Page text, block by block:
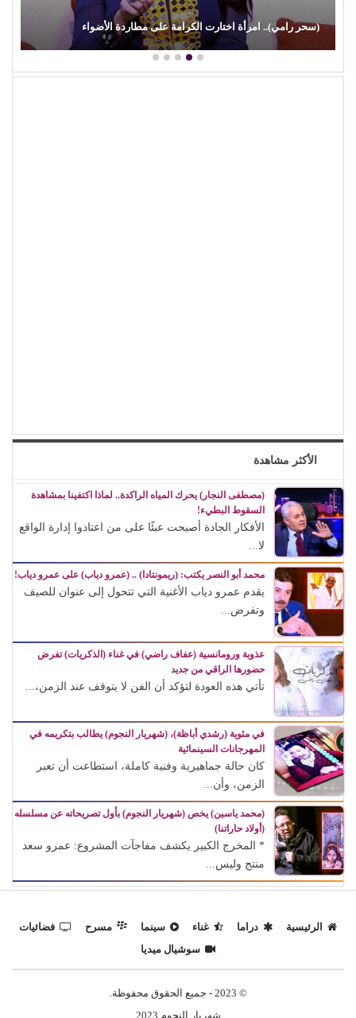
(سحر رامي).. امرأة اختارت الكرامة على مطاردة الأضواء
الأكثر مشاهدة
(مصطفى النجار) يحرك المياه الراكدة.. لماذا اكتفينا بمشاهدة
السقوط البطيء!
الأفكار الجادة أصبحت عبئًا على من اعتادوا إدارة الواقع
لا...
محمد أبو النصر يكتب: (ريمونتادا) .. (عمرو دياب) على عمرو دياب!
يقدم عمرو دياب الأغنية التي تتحول إلى عنوان للصيف
وتفرض...
عذوبة ورومانسية (عفاف راضي) في غناء (الذكريات) تفرض
حضورها الراقي من جديد
تأتي هذه العودة لتؤكد أن الفن لا يتوقف عند الزمن،...
في مئوية (رشدي أباظة)، (شهريار النجوم) يطالب بتكريمه في
المهرجانات السينمائية
كان حالة جماهيرية وفنية كاملة، استطاعت أن تعبر
الزمن، وأن...
(محمد ياسين) يخص (شهريار النجوم) بأول تصريحاته عن مسلسله
(أولاد حاراتنا)
* المخرج الكبير يكشف مفاجآت المشروع: عمرو سعد
منتج وليس...
الرئيسية دراما غناء سينما مسرح
فضائيات
سوشيال ميديا
© 2023 - جميع الحقوق محفوظة.
شهريار النجوم 2023